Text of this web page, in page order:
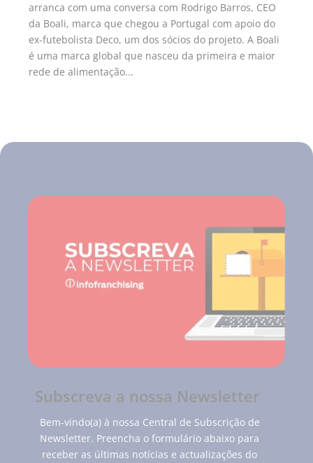
arranca com uma conversa com Rodrigo Barros, CEO
da Boali, marca que chegou a Portugal com apoio do
ex-futebolista Deco, um dos sócios do projeto. A Boali
é uma marca global que nasceu da primeira e maior
rede de alimentação...
Subscreva a nossa Newsletter
Bem-vindo(a) à nossa Central de Subscrição de
Newsletter. Preencha o formulário abaixo para
receber as últimas notícias e actualizações do